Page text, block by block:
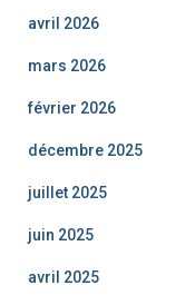
avril 2026
mars 2026
février 2026
décembre 2025
juillet 2025
juin 2025
avril 2025